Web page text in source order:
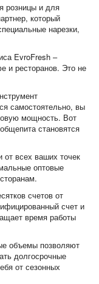
розницы и для
который
нарезки,
EvroFresh –
и ресторанов. Это не
самостоятельно, вы
мощность. Вот
становятся
от всех ваших точек
оптовые
счетов от
счет и
время работы
объемы позволяют
долгосрочные
от сезонных